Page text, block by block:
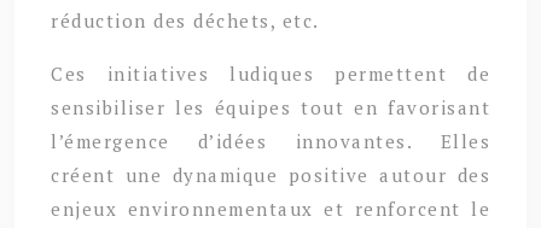
réduction des déchets, etc.
Ces initiatives ludiques permettent de
sensibiliser les équipes tout en favorisant
l’émergence d’idées innovantes. Elles
créent une dynamique positive autour des
enjeux environnementaux et renforcent le